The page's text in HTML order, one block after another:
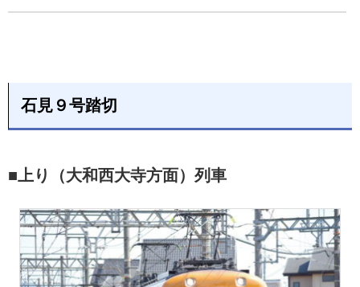
石見９号踏切
■上り（大和西大寺方面）列車